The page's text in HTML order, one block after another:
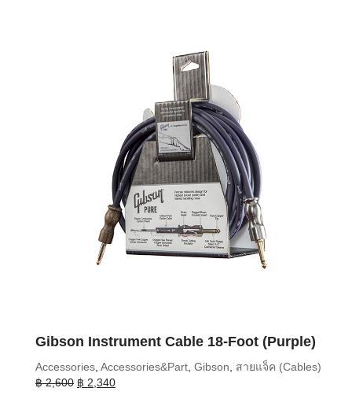
Gibson Instrument Cable 18-Foot (Purple)
Accessories Accessories&Part Gibson
สายแจ็ค (Cables)
฿2,600 Original
฿ 2,340Current